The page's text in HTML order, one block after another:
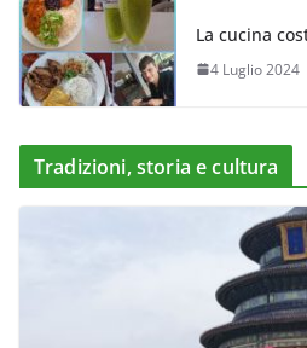
La cucina
4 Luglio 2024
Tradizioni, storia e cultura